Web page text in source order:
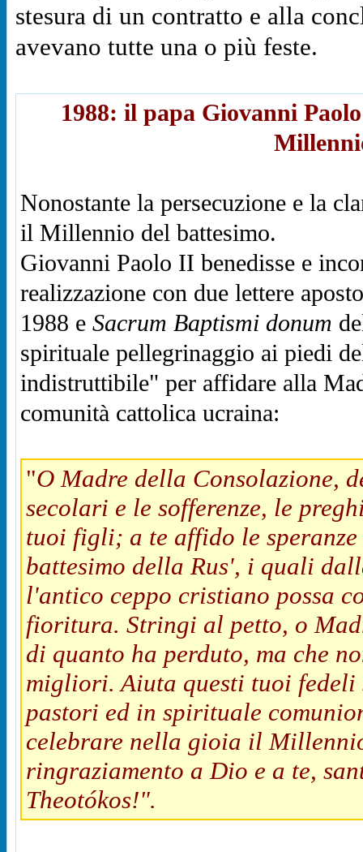
stesura di un contratto e alla
avevano tutte una o più feste.
1988: il papa Giovanni
Nonostante la persecuzione e la
il Millennio del battesimo.
Giovanni Paolo II benedisse e
realizzazione con due lettere
1988 e Sacrum Baptismi donum
spirituale pellegrinaggio ai piedi
indistruttibile" per affidare alla
comunità cattolica ucraina:
"O Madre della Consolazione,
secolari e le sofferenze, le
tuoi figli; a te affido le
battesimo della Rus', i quali
l'antico ceppo cristiano possa
fioritura. Stringi al petto, o
di quanto ha perduto, ma che
migliori. Aiuta questi tuoi fedeli
pastori ed in spirituale
celebrare nella gioia il
ringraziamento a Dio e a te,
Theotókos!".